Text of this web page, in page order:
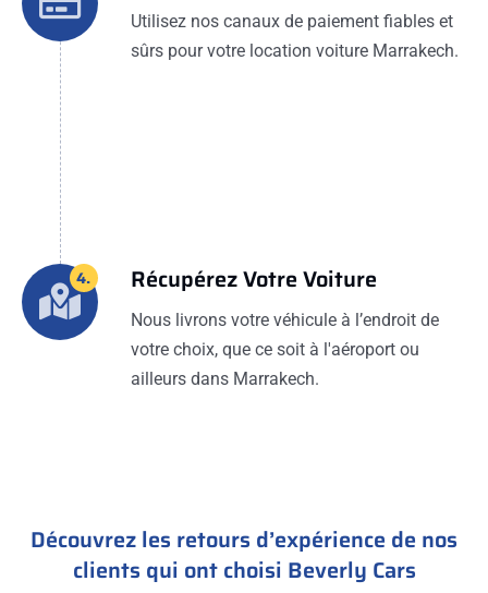
Utilisez nos canaux de paiement fiables et
sûrs pour votre location voiture Marrakech.
4. Récupérez Votre Voiture
Nous livrons votre véhicule à l’endroit de
votre choix, que ce soit à l'aéroport ou
ailleurs dans Marrakech.
Découvrez les retours d’expérience de nos
clients qui ont choisi Beverly Cars